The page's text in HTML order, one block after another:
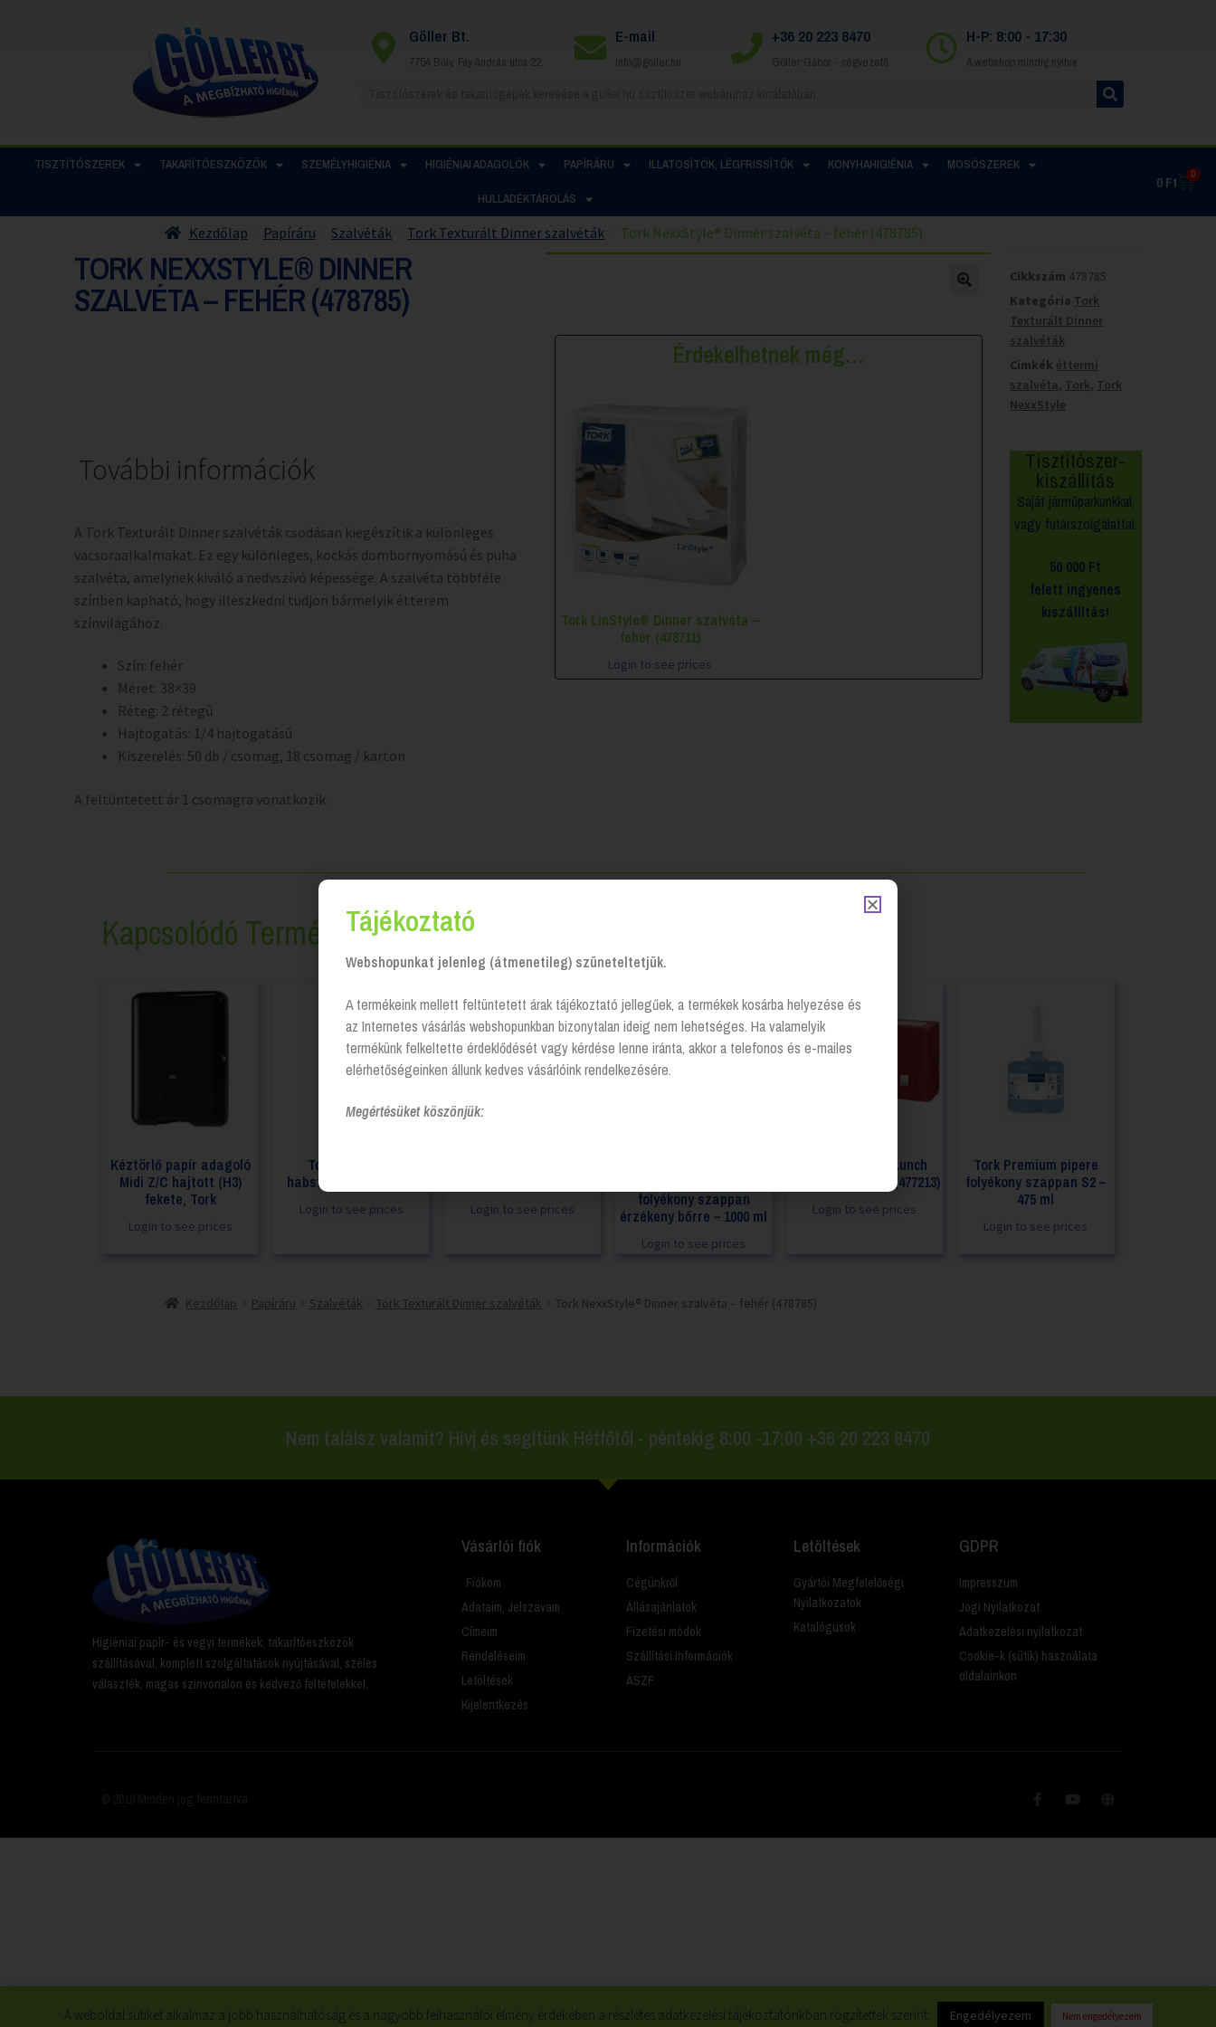
Göller Bt.
7754 Bóly, Fáy András utca 22.
E-mail
info@goller.hu
+36 20 223 8470
Göller Gábor - cégvezető
H-P: 8:00 - 17:30
A webshop mindig nyitva
TISZTÍTÓSZEREK TAKARÍTÓESZKÖZÖK SZEMÉLYHIGIÉNIA HIGIÉNIAI ADAGOLÓK PAPÍRÁRU ILLATOSÍTÓK, LÉGFRISSÍTŐK KONYHAHIGIÉNIA MOSÓSZEREK
HULLADÉKTÁROLÁS
0Ft 0
Kezdőlap Papíráru Szalvéták Tork Texturált Dinner szalvéták Tork NexxStyle® Dinner szalvéta – fehér (478785)
TORK NEXXSTYLE® DINNER
SZALVÉTA – FEHÉR (478785)
További információk
A Tork Texturált Dinner szalvéták csodásan kiegészítik a különleges
vacsoraalkalmakat. Ez egy különleges, kockás dombornyomású és puha
szalvéta, amelynek kiváló a nedvszívó képessége. A szalvéta többféle
színben kapható, hogy illeszkedni tudjon bármelyik étterem
színvilágához.
Szín: fehér
Méret: 38×39
Réteg: 2 rétegű
Hajtogatás: 1/4 hajtogatású
Kiszerelés: 50 db / csomag, 18 csomag / karton
A feltüntetett ár 1 csomagra vonatkozik.
Érdekelhetnek még…
Tork LinStyle® Dinner szalvéta –
fehér (478711)
Login to see prices
Cikkszám 478785
Kategória Tork
Texturált Dinner
szalvéták
Cimkék éttermi
szalvéta Tork Tork
NexxStyle
Tisztítószer-
kiszállítás
Saját járműparkunkkal,
vagy futárszolgálattal.
50 000 Ft
felett ingyenes
kiszállítás!
Kapcsolódó Termékek
Kéztörlő papír adagoló
Midi Z/C hajtott (H3)
fekete, Tork
Login to see prices
Tork Elevation
habszappan adagoló
Login to see prices Login to see prices
folyékony szappan
érzékeny bőrre – 1000 ml
Login to see prices
Tork Advanced Lunch
szalvéta – bordó (477213)
Login to see prices
Tork Premium pipere
folyékony szappan S2 –
475 ml
Login to see prices
Kezdőlap Papíráru Szalvéták Tork Texturált Dinner szalvéták Tork NexxStyle® Dinner szalvéta – fehér (478785)
Nem találsz valamit? Hívj és segítünk Hétfőtől - péntekig 8:00 -17:00 +36 20 223 8470
Higiéniai papír- és vegyi termékek, takarítóeszközök
szállításával, komplett szolgáltatások nyújtásával, széles
választék, magas színvonalon és kedvező feltételekkel.
Vásárlói fiók
Fiókom
Adataim, Jelszavam
Címeim
Rendeléseim
Letöltések
Kijelentkezés
Információk
Cégünkről
Állásajánlatok
Fizetési módok
Szállítási Információk
ÁSZF
Letöltések
Gyártói Megfelelőségi
Nyilatkozatok
Katalógusok
GDPR
Impresszum
Jogi Nyilatkozat
Adatkezelési nyilatkozat
Cookie-k (sütik) használata
oldalainkon
A weboldal sütiket alkalmaz a jobb használhatóság és a nagyobb felhasználói élmény érdekében a részletes adatkezelési tájékoztatónkban rögzítettek szerint. Engedélyezem Nem engedélyezem
Tájékoztató
Webshopunkat jelenleg (átmenetileg) szüneteltetjük.
A termékeink mellett feltüntetett árak tájékoztató jellegűek, a termékek kosárba helyezése és
az Internetes vásárlás webshopunkban bizonytalan ideig nem lehetséges. Ha valamelyik
termékünk felkeltette érdeklődését vagy kérdése lenne iránta, akkor a telefonos és e-mailes
elérhetőségeinken állunk kedves vásárlóink rendelkezésére.
Megértésüket köszönjük: